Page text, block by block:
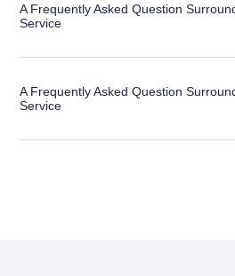
A Frequently Asked Question
Service
A Frequently Asked Question
Service